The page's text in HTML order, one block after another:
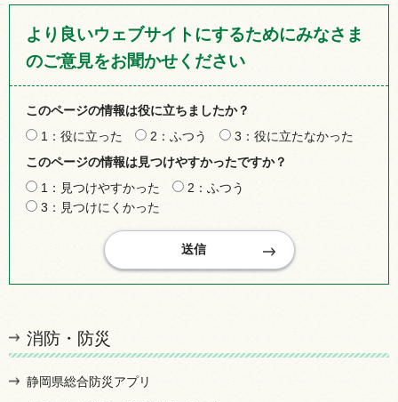
より良いウェブサイトにするためにみなさま
のご意見をお聞かせください
このページの情報は役に立ちましたか？
1：役に立った
2：ふつう
3：役に立たなかった
このページの情報は見つけやすかったですか？
1：見つけやすかった
2：ふつう
3：見つけにくかった
消防・防災
静岡県総合防災アプリ